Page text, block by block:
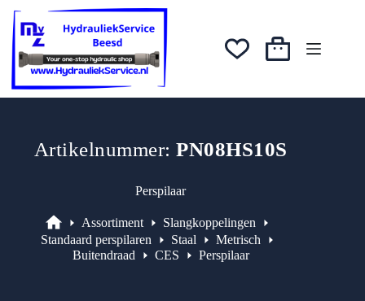
naar
inhoud
was:
€4,56.
€3,65.
Winkelwagen
Artikelnummer:PN08HS10S
Perspilaar
Assortiment
Assortiment
Slangkoppelingen
Standaard perspilaren
Staal
Metrisch
Buitendraad
CES Perspilaar